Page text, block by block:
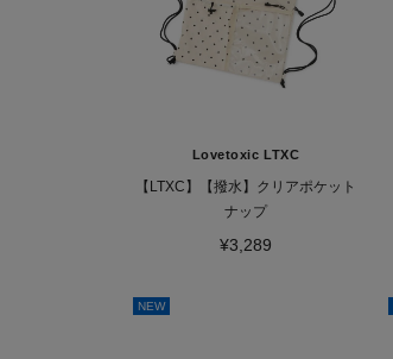
Lovetoxic LTXC
【LTXC】【撥水】クリアポケット
ナップ
¥3,289
NEW